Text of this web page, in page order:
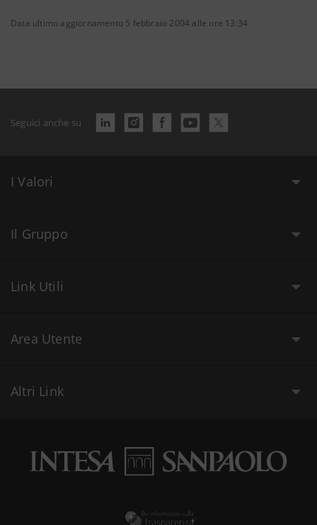
Data ultimo aggiornamento 5 febbraio 2004 alle ore 13:34
Seguici anche su
I Valori
Il Gruppo
Link Utili
Area Utente
Altri Link